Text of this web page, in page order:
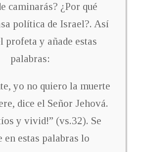
caminarás? ¿Por qué
política de Israel?. Así
profeta y añade estas
palabras:
yo no quiero la muerte
dice el Señor Jehová.
y vivid!” (vs.32). Se
en estas palabras lo